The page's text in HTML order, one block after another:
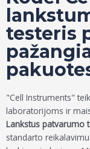
testeris
"Cell Instruments"
laboratorijoms ir
Lankstus patvarumo
standarto